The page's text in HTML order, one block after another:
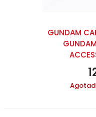
GUNDAM